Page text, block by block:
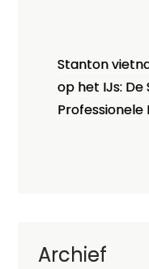
Stanton
op het IJs:
Archief